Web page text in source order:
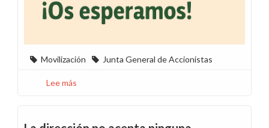
Movilización Junta General de Accionistas
Lee más
la